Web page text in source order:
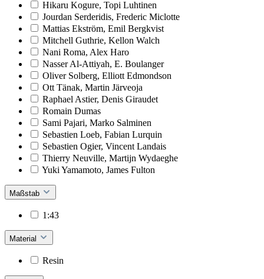
Hikaru Kogure, Topi Luhtinen
Jourdan Serderidis, Frederic Miclotte
Mattias Ekström, Emil Bergkvist
Mitchell Guthrie, Kellon Walch
Nani Roma, Alex Haro
Nasser Al-Attiyah, E. Boulanger
Oliver Solberg, Elliott Edmondson
Ott Tänak, Martin Järveoja
Raphael Astier, Denis Giraudet
Romain Dumas
Sami Pajari, Marko Salminen
Sebastien Loeb, Fabian Lurquin
Sebastien Ogier, Vincent Landais
Thierry Neuville, Martijn Wydaeghe
Yuki Yamamoto, James Fulton
Maßstab
1:43
Material
Resin